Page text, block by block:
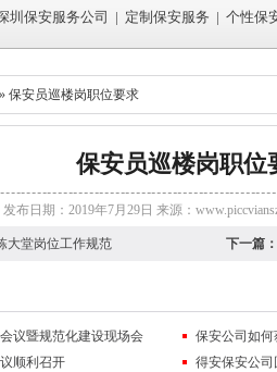
圳保安服务公司 | 定制保安服务 | 个性保
» 保安员巡楼岗职位要求
保安员巡楼岗职位
发布日期：2019年7月29日 来源：
大堂岗位工作规范 下一篇：
议暨规范化建设现场会
保安公司如
顺利召开